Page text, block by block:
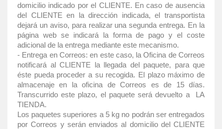
domicilio indicado por el CLIENTE. En caso de ausencia
del CLIENTE en la dirección indicada, el transportista
dejará un aviso, para realizar una segunda entrega. En la
página web se indicará la forma de pago y el coste
adicional de la entrega mediante este mecanismo.
- Entrega en Correos: en este caso, la Oficina de Correos
notificará al CLIENTE la llegada del paquete, para que
éste pueda proceder a su recogida. El plazo máximo de
almacenaje en la oficina de Correos es de 15 días.
Transcurrido este plazo, el paquete será devuelto a LA
TIENDA.
Los paquetes superiores a 5 kg no podrán ser entregados
por Correos y serán enviados al domicilio del CLIENTE